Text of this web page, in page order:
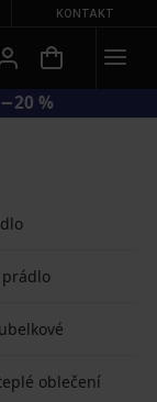
KONTAKT
−20 %
prádlo
oblečení